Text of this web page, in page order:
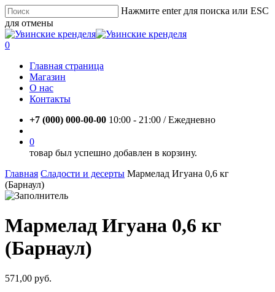
Skip
to
main
content
Нажмите enter для поиска или ESC
для отмены
Close
Search
account
0
Главная страница
Магазин
О нас
Контакты
+7 (000) 000-00-00 10:00 - 21:00 / Eжедневно
0
товар был успешно добавлен в корзину.
Главная Сладости и десерты Мармелад Игуана 0,6 кг
(Барнаул)
Мармелад Игуана 0,6 кг
(Барнаул)
571,00 руб.